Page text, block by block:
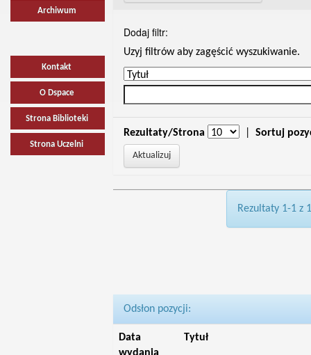
Archiwum
Kontakt
O Dspace
Strona Biblioteki
Strona Uczelni
Dodaj filtr:
Uzyj filtrów aby zagęścić wyszukiwanie.
Rezultaty/Strona Sortuj
Rezultaty 1-1 z
Odsłon pozycji:
Data
Tytuł